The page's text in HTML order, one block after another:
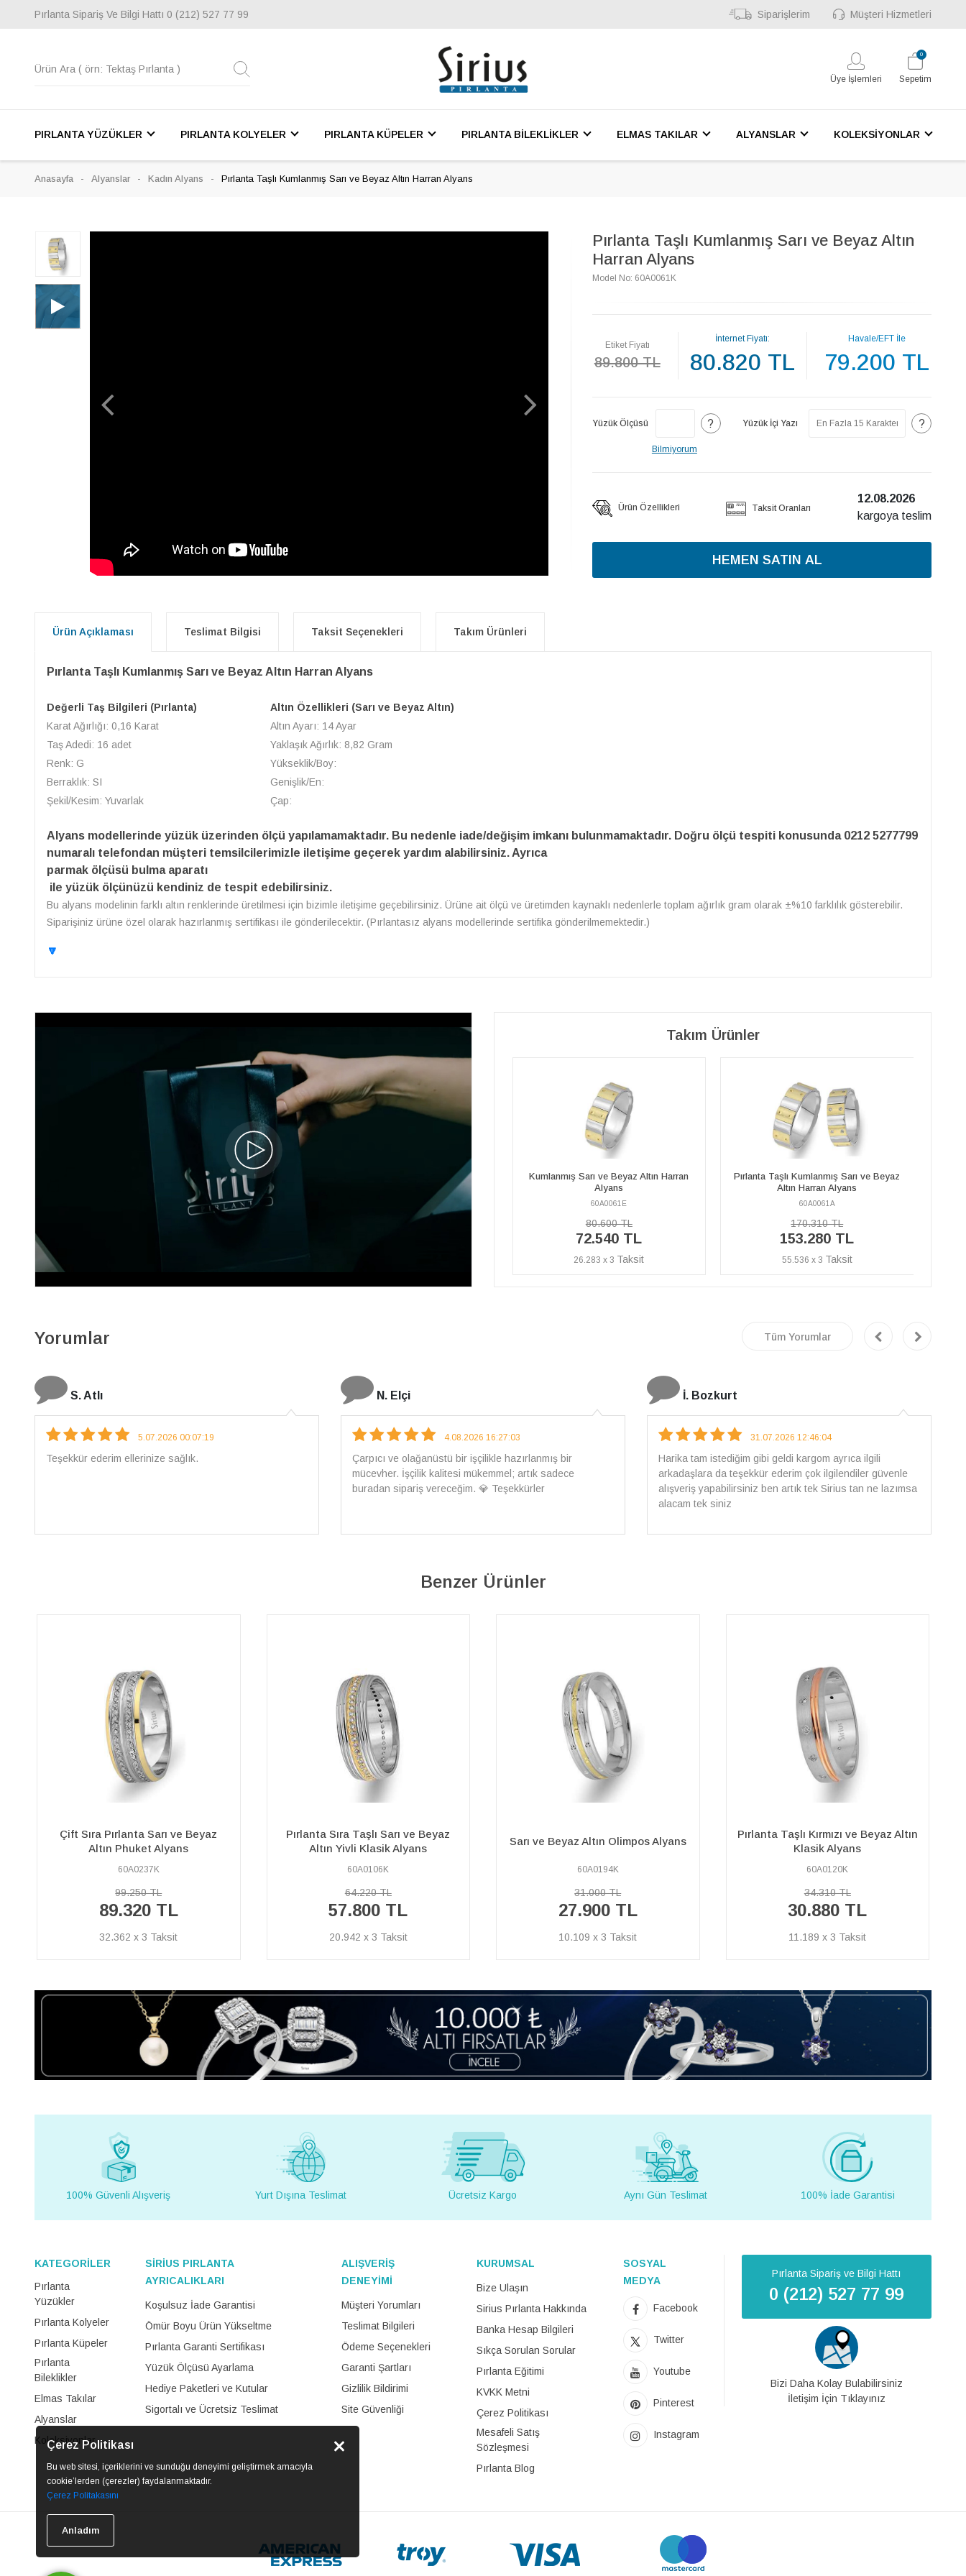
Çerez Politikası
Bu web sitesi, içeriklerini ve sunduğu deneyimi geliştirmek amacıyla
cookie’lerden (çerezler) faydalanmaktadır.
Çerez Politakasını
Anladım
Pırlanta Sipariş Ve Bilgi Hattı 0 (212) 527 77 99 Siparişlerim Müşteri Hizmetleri
Üye İşlemleri Sepetim
0
PIRLANTA YÜZÜKLER PIRLANTA KOLYELER PIRLANTA KÜPELER PIRLANTA BİLEKLİKLER ELMAS TAKILAR ALYANSLAR KOLEKSİYONLAR
Anasayfa Alyanslar Kadın Alyans Pırlanta Taşlı Kumlanmış Sarı ve Beyaz Altın Harran Alyans
Pırlanta Taşlı Kumlanmış Sarı ve Beyaz Altın
Harran Alyans
Model No: 60A0061K
Etiket Fiyatı
89.800 TL
İnternet Fiyatı:
80.820 TL
Havale/EFT İle
79.200 TL
Yüzük Ölçüsü ?
Bilmiyorum
Yüzük İçi Yazı ?
Ürün Özellikleri Taksit Oranları
12.08.2026
kargoya teslim
HEMEN SATIN AL
Ürün Açıklaması Teslimat Bilgisi Taksit Seçenekleri Takım Ürünleri
Pırlanta Taşlı Kumlanmış Sarı ve Beyaz Altın Harran Alyans
Değerli Taş Bilgileri (Pırlanta)
Karat Ağırlığı: 0,16 Karat
Taş Adedi: 16 adet
Renk: G
Berraklık: SI
Şekil/Kesim: Yuvarlak
Altın Özellikleri (Sarı ve Beyaz Altın)
Altın Ayarı: 14 Ayar
Yaklaşık Ağırlık: 8,82 Gram
Yükseklik/Boy:
Genişlik/En:
Çap:
Alyans modellerinde yüzük üzerinden ölçü yapılamamaktadır. Bu nedenle iade/değişim imkanı bulunmamaktadır. Doğru ölçü tespiti konusunda 0212 5277799
numaralı telefondan müşteri temsilcilerimizle iletişime geçerek yardım alabilirsiniz. Ayrıca
parmak ölçüsü bulma aparatı
ile yüzük ölçünüzü kendiniz de tespit edebilirsiniz.
Bu alyans modelinin farklı altın renklerinde üretilmesi için bizimle iletişime geçebilirsiniz. Ürüne ait ölçü ve üretimden kaynaklı nedenlerle toplam ağırlık gram olarak ±%10 farklılık gösterebilir.
Siparişiniz ürüne özel olarak hazırlanmış sertifikası ile gönderilecektir. (Pırlantasız alyans modellerinde sertifika gönderilmemektedir.)
🔽
Takım Ürünler
Pırlanta Taşlı Kumlanmış Sarı ve Beyaz
Altın Harran Alyans
60A0061A
Kumlanmış Sarı ve Beyaz Altın Harran
80.600 TL
Pırlanta Taşlı Kumlanmış Sarı ve Beyaz
Altın Harran Alyans
60A0061A
170.310 TL
153.280 TL
55.536 x 3
Kumlanmış Sarı ve Beyaz Altın Harran
Alyans
60A0061E
80.600 TL
72.540 TL
26.283 x 3
Yorumlar Tüm Yorumlar
N. Elçi
4.08.2026 16:27:03
Çarpıcı ve olağanüstü bir işçilikle hazırlanmış bir
İ. Bozkurt
31.07.2026 12:46:04
Harika tam istediğim gibi geldi kargom ayrıca ilgili
arkadaşlara da teşekkür ederim çok ilgilendiler güvenle
alışveriş yapabilirsiniz ben artık tek Sirius tan ne lazımsa
E.T
18.07.2026 12:38:01
Pirlantami teslim alana kadar tüm surecte bilgilendirildim,
güvenli bir alisveris oldu benim icin ve paketleme özenle
yapilmisti sorunsuz bir sekilde pirlantami takiyorum. Yeni
alisveris adresim artik belli.🤩 Tesekkurler Sirius
Benzer Ürünler
Pırlanta Sıra Taşlı Sarı ve Beyaz
Altın Yivli Klasik Alyans
60A0106K
64.220 TL
57.800 TL
20.942 x 3
Sarı ve Beyaz Altın Olimpos Alyans
60A0194K
31.000 TL
27.900 TL
10.109 x 3
Klasik Alyans
60A0120K
34.310 TL
30.880 TL
11.189 x 3
Çift Sıra Pırlanta Kırmızı ve Beyaz
Altın Floral Alyans
60A0027K
108.320 TL
97.490 TL
35.323 x 3
100% Güvenli Alışveriş Yurt Dışına Teslimat Ücretsiz Kargo Aynı Gün Teslimat 100% İade Garantisi
KATEGORİLER
Pırlanta
Yüzükler
Pırlanta Kolyeler
Pırlanta Küpeler
Pırlanta
Bileklikler
Elmas Takılar
Alyanslar
Koleksiyonlar
SİRİUS PIRLANTA
AYRICALIKLARI
Koşulsuz İade Garantisi
Ömür Boyu Ürün Yükseltme
Pırlanta Garanti Sertifikası
Yüzük Ölçüsü Ayarlama
Hediye Paketleri ve Kutular
Sigortalı ve Ücretsiz Teslimat
ALIŞVERİŞ
DENEYİMİ
Müşteri Yorumları
Teslimat Bilgileri
Ödeme Seçenekleri
Garanti Şartları
Gizlilik Bildirimi
Site Güvenliği
KURUMSAL
Bize Ulaşın
Sirius Pırlanta Hakkında
Banka Hesap Bilgileri
Sıkça Sorulan Sorular
Pırlanta Eğitimi
KVKK Metni
Çerez Politikası
Mesafeli Satış
Sözleşmesi
Pırlanta Blog
SOSYAL
MEDYA
Facebook
Twitter
Youtube
Pinterest
Instagram
Pırlanta Sipariş ve Bilgi Hattı
0 (212) 527 77 99
Bizi Daha Kolay Bulabilirsiniz
İletişim İçin Tıklayınız